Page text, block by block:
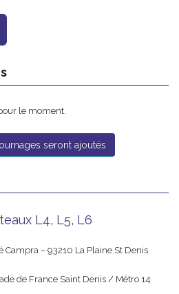
le moment.
seront ajoutés
L4, L5, L6
Campra – 93210 La Plaine St Denis
de France Saint Denis / Métro 14